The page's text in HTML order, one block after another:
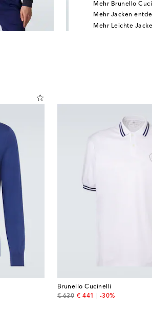
Mehr Brunello
Mehr Jacken
Mehr Leichte
Brunello Cucinelli
€ 630
original price
€ 441
discount price
-30%